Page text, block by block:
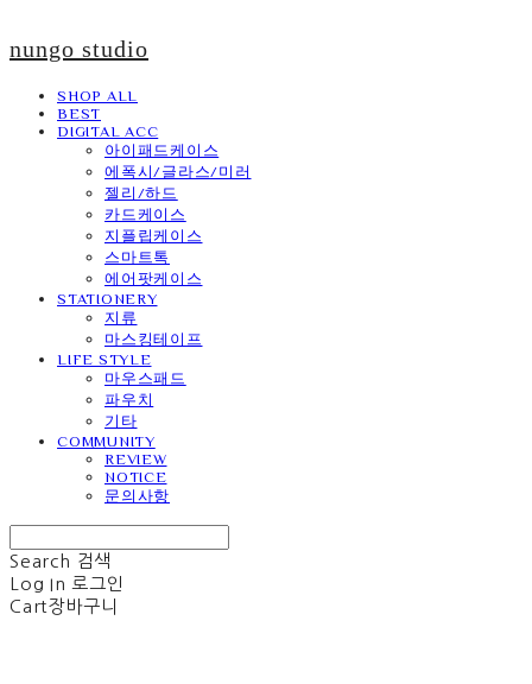
nungo studio
SHOP ALL
BEST
DIGITAL ACC
아이패드케이스
에폭시/글라스/미러
젤리/하드
카드케이스
지플립케이스
스마트톡
에어팟케이스
STATIONERY
지류
마스킹테이프
LIFE STYLE
마우스패드
파우치
기타
COMMUNITY
REVIEW
NOTICE
문의사항
Search 검색
Log In 로그인
Cart장바구니